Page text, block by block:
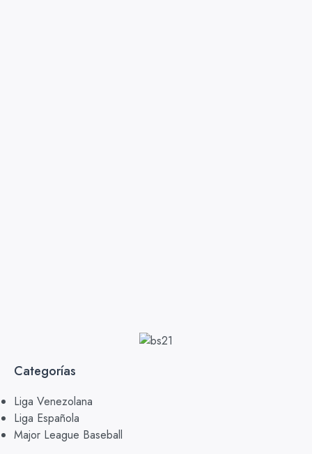
Categorías
Liga Venezolana
Liga Española
Major League Baseball